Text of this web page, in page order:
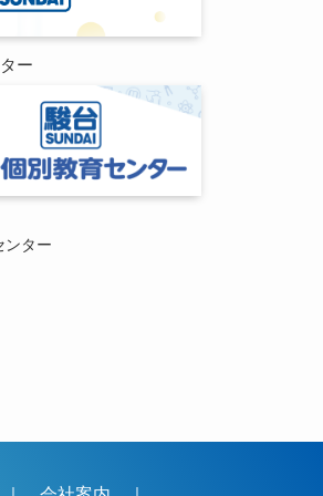
ー
ンター